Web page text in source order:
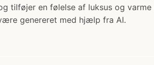
tilføjer en følelse af luksus og varme
genereret med hjælp fra AI.